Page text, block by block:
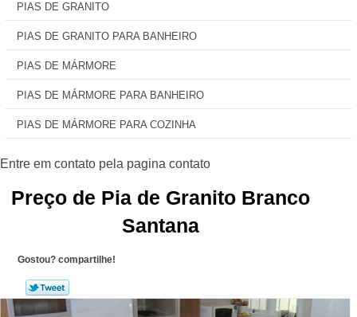
PIAS DE GRANITO
PIAS DE GRANITO PARA BANHEIRO
PIAS DE MÁRMORE
PIAS DE MÁRMORE PARA BANHEIRO
PIAS DE MÁRMORE PARA COZINHA
Preço de Pia de Granito Branco
Santana
Gostou? compartilhe!